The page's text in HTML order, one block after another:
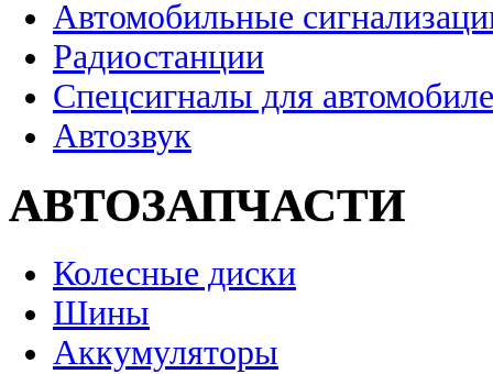
Автомобильные
Радиостанции
Спецсигналы для
Автозвук
АВТОЗАПЧАСТИ
Колесные диски
Шины
Аккумуляторы